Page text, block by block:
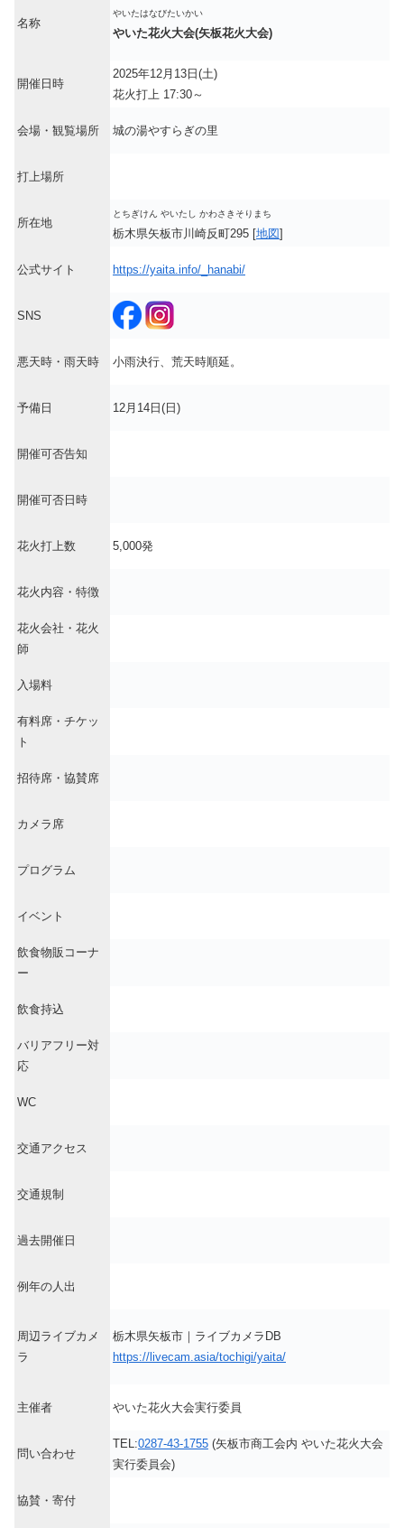
名称
やいたはなびたいかい
やいた花火大会(矢板花火大会)
開催日時
2025年12月13日(土)
花火打上 17:30～
会場・観覧場所 城の湯やすらぎの里
打上場所
所在地
とちぎけん やいたし かわさきそりまち
栃木県矢板市川崎反町295 [地図]
公式サイト https://yaita.info/_hanabi/
SNS
悪天時・雨天時 小雨決行、荒天時順延。
予備日 12月14日(日)
開催可否告知
開催可否日時
花火打上数 5,000発
花火内容・特徴
花火会社・花火
師
入場料
有料席・チケッ
ト
招待席・協賛席
カメラ席
プログラム
イベント
飲食物販コーナ
ー
飲食持込
バリアフリー対
応
WC
交通アクセス
交通規制
過去開催日
例年の人出
周辺ライブカメ
ラ
栃木県矢板市｜ライブカメラDB
https://livecam.asia/tochigi/yaita/
主催者 やいた花火大会実行委員
問い合わせ
TEL:0287-43-1755 (矢板市商工会内 やいた花火大会
実行委員会)
協賛・寄付